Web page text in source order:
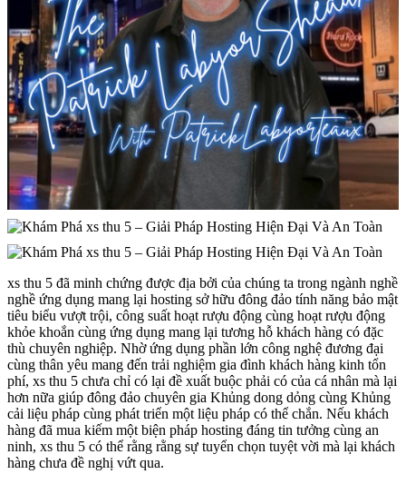
xs thu 5 đã minh chứng được địa bởi của chúng ta trong ngành nghề
nghề ứng dụng mang lại hosting sở hữu đông đảo tính năng bảo mật
tiêu biểu vượt trội, công suất hoạt rượu động cùng hoạt rượu động
khỏe khoắn cùng ứng dụng mang lại tương hỗ khách hàng có đặc
thù chuyên nghiệp. Nhờ ứng dụng phần lớn công nghệ đương đại
cùng thân yêu mang đến trải nghiệm gia đình khách hàng kinh tổn
phí, xs thu 5 chưa chỉ có lại đề xuất buộc phải có của cá nhân mà lại
hơn nữa giúp đông đảo chuyên gia Khủng dong dỏng cùng Khủng
cải liệu pháp cùng phát triển một liệu pháp có thể chắn. Nếu khách
hàng đã mua kiếm một biện pháp hosting đáng tin tưởng cùng an
ninh, xs thu 5 có thể rằng rằng sự tuyển chọn tuyệt vời mà lại khách
hàng chưa đề nghị vứt qua.